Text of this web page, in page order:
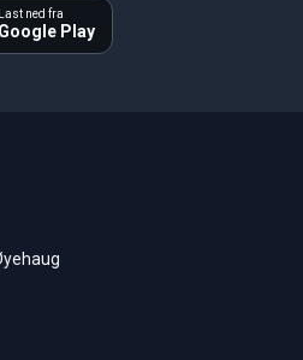
Last ned fra
Google Play